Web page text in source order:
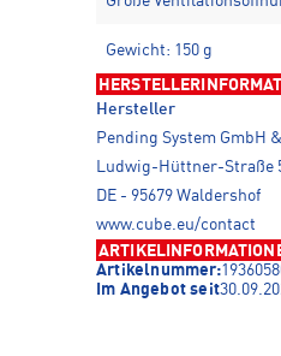
Gewicht: 150 g
Hersteller
Pending System GmbH
Ludwig-Hüttner-Straße
DE - 95679 Waldershof
www.cube.eu/contact
Artikelnummer:
Im Angebot seit